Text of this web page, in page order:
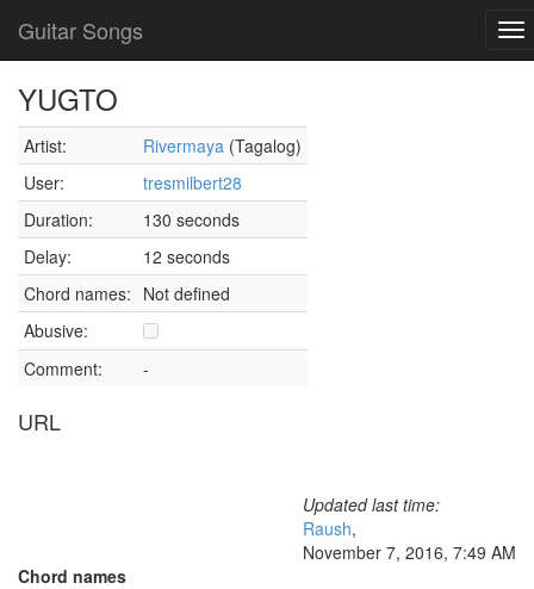
Guitar Songs
YUGTO
Artist: Rivermaya (Tagalog)
User:
tresmilbert28
Duration:
130 seconds
Delay:
12 seconds
Chord names: Not defined
Abusive:
Comment:
-
URL
Updated last time:
Raush,
November 7, 2016, 7:49 AM
Chord names